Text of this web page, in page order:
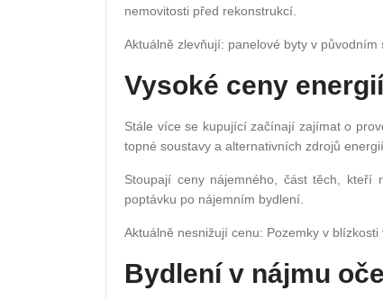
nemovitosti před rekonstrukcí.
Aktuálně zlevňují: panelové byty v
Vysoké ceny
Stále více se kupující začínají zajímat o
topné soustavy a alternativních zdrojů
Stoupají ceny nájemného, část těch,
poptávku po nájemním bydlení.
Aktuálně nesnižují cenu: Pozemky v blízkosti
Bydlení v nájmu